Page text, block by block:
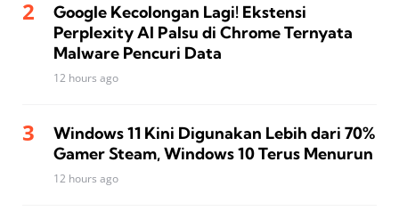
Google Kecolongan Lagi! Ekstensi
Perplexity AI Palsu di Chrome Ternyata
Malware Pencuri Data
12 hours ago
Windows 11 Kini Digunakan Lebih dari 70%
Gamer Steam, Windows 10 Terus Menurun
12 hours ago